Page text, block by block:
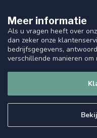
Meer informatie
Als u vragen heeft over
dan zeker onze
bedrijfsgegevens,
verschillende manieren